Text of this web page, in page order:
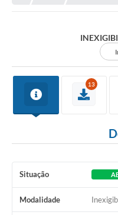
13
Situação
Modalidade